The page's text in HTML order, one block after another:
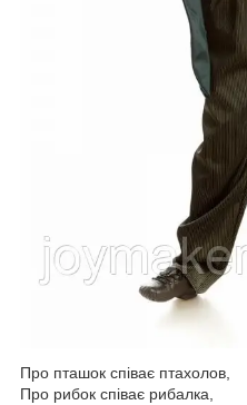
Про пташок співає птахолов,
Про рибок співає рибалка,